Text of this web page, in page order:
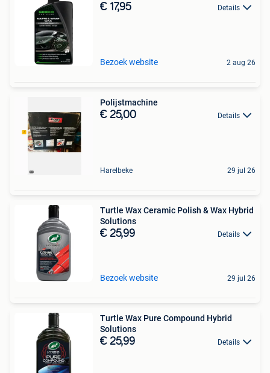
€ 17,95 Details
Bezoek website 2 aug 26
Polijstmachine
€ 25,00 Details
Harelbeke 29 jul 26
Turtle Wax Ceramic Polish & Wax Hybrid
Solutions
€ 25,99 Details
Bezoek website 29 jul 26
Turtle Wax Pure Compound Hybrid
Solutions
€ 25,99 Details